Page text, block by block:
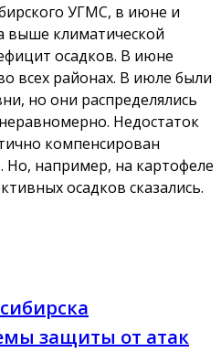
УГМС, в июне и
выше климатической
осадков. В июне
всех районах. В июле были
но они распределялись
Недостаток
компенсирован
Но, например, на картофеле
осадков сказались.
защиты от атак